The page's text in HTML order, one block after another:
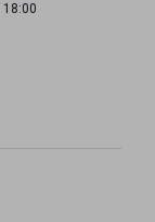
18:00